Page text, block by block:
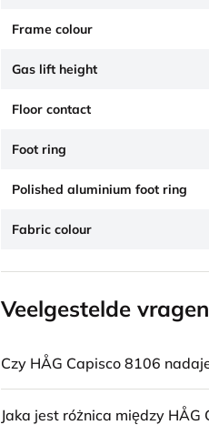
Frame colour
Gas lift height
Floor contact
Foot ring
Polished aluminium foot ring
Fabric colour
Veelgestelde vragen
Czy HÅG Capisco 8106
Jaka jest różnica między HÅG